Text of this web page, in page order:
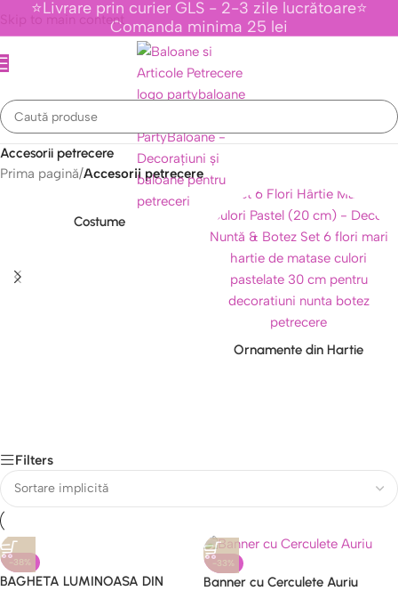
Skip to main content
⭐Livrare prin curier GLS - 2-3 zile lucrătoare⭐
Comanda minima 25 lei
Accesorii petrecere
Prima pagină/Accesorii petrecere
Costume
Ornamente din Hartie
Filters
-38%
BAGHETA LUMINOASA DIN
-33%
Banner cu Cerculete Auriu